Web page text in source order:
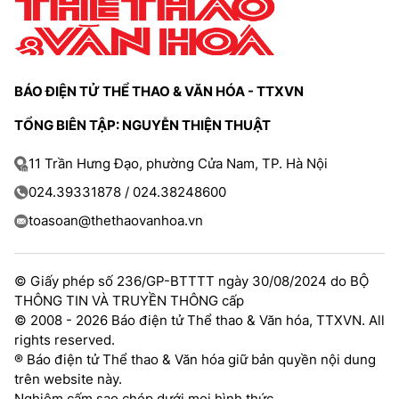
TRA CỨU PHƯỜNG XÃ
CỐNG HIẾN
BÙI XUÂN PHÁI
TIỆN ÍCH
LIÊN HỆ QUẢNG CÁO
Hotline: 0981.119.189
Điện thoại: 024.38254756
MẠNG XÃ HỘI
BÁO ĐIỆN TỬ THỂ THAO & VĂN HÓA - TTXVN
TỔNG BIÊN TẬP: NGUYỄN THIỆN THUẬT
11 Trần Hưng Đạo, phường Cửa Nam, TP. Hà Nội
024.39331878 / 024.38248600
toasoan@thethaovanhoa.vn
© Giấy phép số 236/GP-BTTTT ngày 30/08/2024 do BỘ
THÔNG TIN VÀ TRUYỀN THÔNG cấp
© 2008 - 2026 Báo điện tử Thể thao & Văn hóa, TTXVN. All
rights reserved.
® Báo điện tử Thể thao & Văn hóa giữ bản quyền nội dung
trên website này.